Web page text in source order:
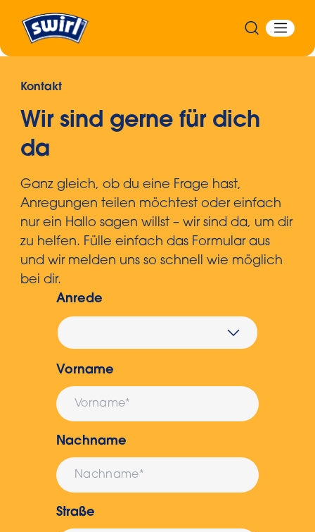
Kontakt
Wir sind gerne für dich
da
Ganz gleich, ob du eine Frage hast,
Anregungen teilen möchtest oder einfach
nur ein Hallo sagen willst – wir sind da, um dir
zu helfen. Fülle einfach das Formular aus
und wir melden uns so schnell wie möglich
bei dir.
Anrede
Vorname
Nachname
Straße